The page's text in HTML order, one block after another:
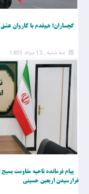
گچساران؛ هم‌قدم با کاروان عشق
سه شنبه , 13 مرداد 1405
پیام فرمانده ناحیه مقاومت
فرارسیدن اربعین حسینی